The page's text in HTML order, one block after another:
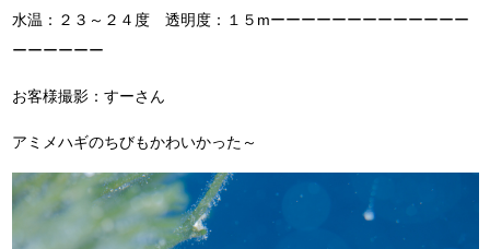
水温：２３～２４度 透明度：１５mーーーーーーーーーーーーー
ーーーーーー
お客様撮影：すーさん
アミメハギのちびもかわいかった～